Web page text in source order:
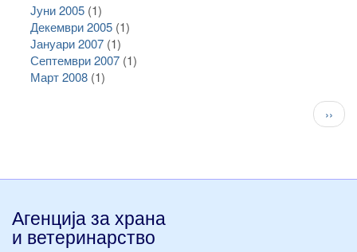
Јуни 2005(1)
Декември 2005(1)
Јануари 2007(1)
Септември 2007(1)
Март 2008(1)
››
Агенција за храна
и ветеринарство